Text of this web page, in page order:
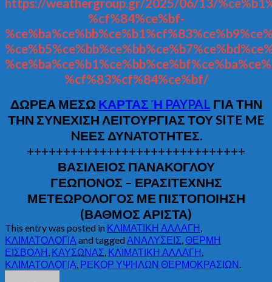
%cf%84%ce%bf-
%cf%83%cf%84%ce%bf/
ΔΩΡΕΑ ΜΕΣΩ ΚΑΡΤΑΣ Ή PAYPAL ΓΙΑ ΤΗΝ
ΤΗΝ ΣΥΝΕΧΙΣΗ ΛΕΙΤΟΥΡΓΙΑΣ ΤΟΥ SITE ME
NΕΕΣ ΔΥΝΑΤΟΤΗΤΕΣ.
++++++++++++++++++++++++++++++
ΒΑΣΙΛΕΙΟΣ ΠΑΝΑΚΟΓΛΟΥ
ΓΕΩΠΟΝΟΣ – ΕΡΑΣΙΤΕΧΝΗΣ
ΜΕΤΕΩΡΟΛΟΓΟΣ ΜΕ ΠΙΣΤΟΠΟΙΗΣΗ
(ΒΑΘΜΟΣ ΑΡΙΣΤΑ)
This entry was posted in ΚΛΙΜΑΤΙΚΗ ΑΛΛΑΓΗ,
ΚΛΙΜΑΤΟΛΟΓΙΑ and taggedΑΝΑΛΥΣΕΙΣ,ΘΕΡΜΗ
ΕΙΣΒΟΛΗ, ΚΑΥΣΩΝΑΣ, ΚΛΙΜΑΤΙΚΗ ΑΛΛΑΓΗ,
ΚΛΙΜΑΤΟΛΟΓΙΑ, ΡΕΚΟΡ ΥΨΗΛΩΝ ΘΕΡΜΟΚΡΑΣΙΩΝ.